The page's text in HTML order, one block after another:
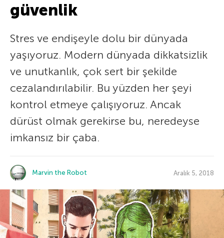
güvenlik
Stres ve endişeyle dolu bir dünyada
yaşıyoruz. Modern dünyada dikkatsizlik
ve unutkanlık, çok sert bir şekilde
cezalandırılabilir. Bu yüzden her şeyi
kontrol etmeye çalışıyoruz. Ancak
dürüst olmak gerekirse bu, neredeyse
imkansız bir çaba.
Marvin the Robot Aralık 5, 2018